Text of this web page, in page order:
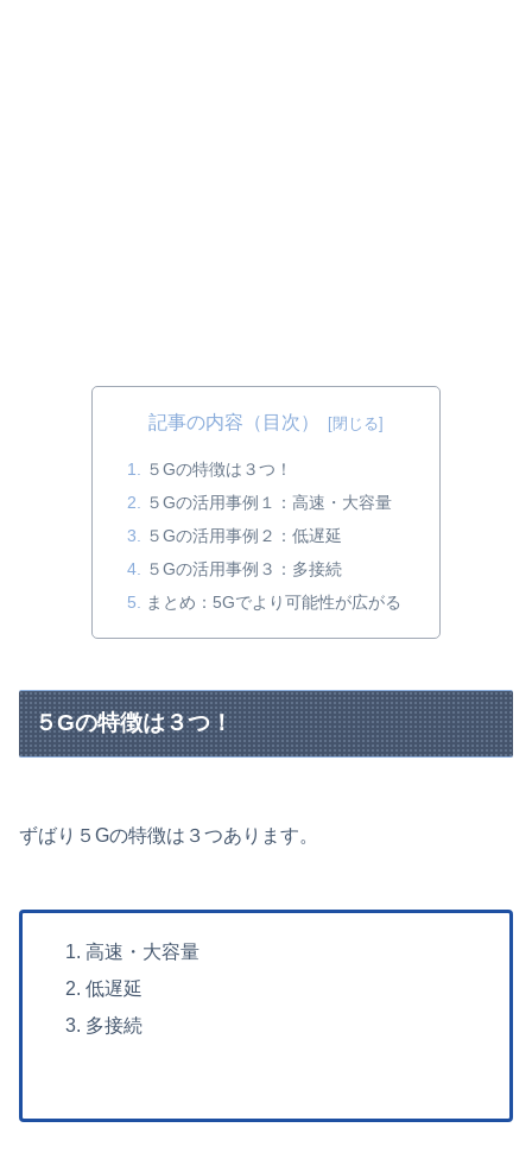
記事の内容（目次）
５Gの特徴は３つ！
５Gの活用事例１：高速・大容量
５Gの活用事例２：低遅延
５Gの活用事例３：多接続
まとめ：5Gでより可能性が広がる
５Gの特徴は３つ！
ずばり５Gの特徴は３つあります。
高速・大容量
低遅延
多接続